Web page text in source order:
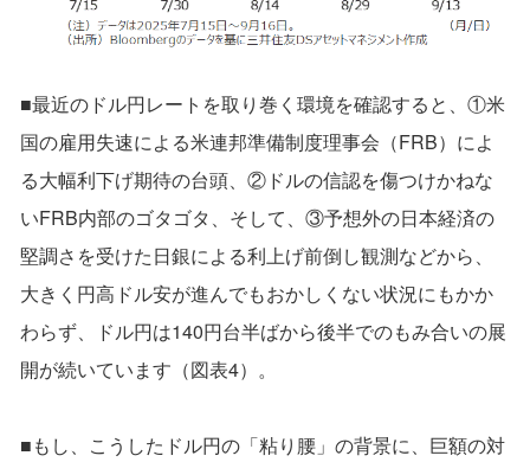
■最近のドル円レートを取り巻く環境を確認すると、①米
国の雇用失速による米連邦準備制度理事会（FRB）によ
る大幅利下げ期待の台頭、②ドルの信認を傷つけかねな
いFRB内部のゴタゴタ、そして、③予想外の日本経済の
堅調さを受けた日銀による利上げ前倒し観測などから、
大きく円高ドル安が進んでもおかしくない状況にもかか
わらず、ドル円は140円台半ばから後半でのもみ合いの展
開が続いています（図表4）。
■もし、こうしたドル円の「粘り腰」の背景に、巨額の対